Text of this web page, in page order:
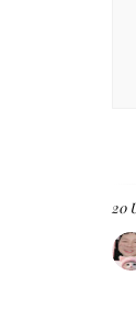
20